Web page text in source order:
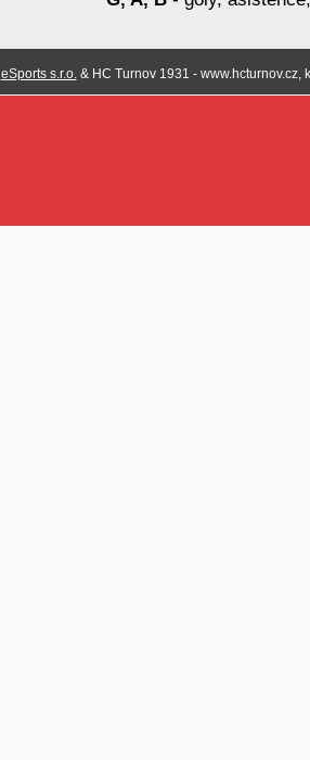
eSports s.r.o.& HC Turnov 1931 -